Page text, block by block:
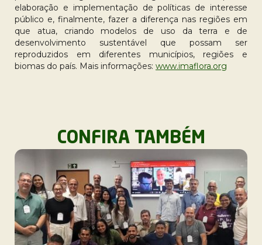
elaboração e implementação de políticas de interesse
público e, finalmente, fazer a diferença nas regiões em
que atua, criando modelos de uso da terra e de
desenvolvimento sustentável que possam ser
reproduzidos em diferentes municípios, regiões e
biomas do país. Mais informações: www.imaflora.org
CONFIRA TAMBÉM